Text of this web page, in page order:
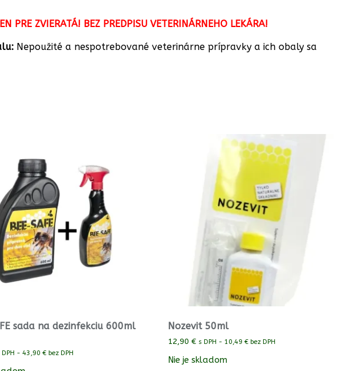
PRE ZVIERATÁ! BEZ PREDPISU VETERINÁRNEHO LEKÁRA!
Nepoužité a nespotrebované veterinárne prípravky a ich obaly sa
sada na dezinfekciu 600ml
DPH - 43,90 €bez DPH
Nozevit 50ml
12,90 € s DPH - 10,49 €bez DPH
Nie je skladom